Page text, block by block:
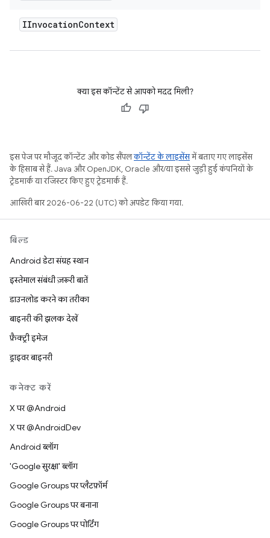
IInvocationContext
क्या इस कॉन्टेंट से आपको मदद मिली?
इस पेज पर मौजूद कॉन्टेंट और कोड सैंपलकॉन्टेंट के लाइसेंसमें बताए गए लाइसेंस
के हिसाब से हैं. Java और OpenJDK, Oracle और/या इससे जुड़ी हुई कंपनियों के
ट्रेडमार्क या रजिस्टर किए हुए ट्रेडमार्क हैं.
आखिरी बार 2026-06-22 (UTC) को अपडेट किया गया.
बिल्ड
Android डेटा संग्रह स्थान
इस्तेमाल संबंधी ज़रूरी बातें
डाउनलोड करने का तरीका
बाइनरी की झलक देखें
फ़ैक्ट्री इमेज
ड्राइवर बाइनरी
कनेक्ट करें
X पर @Android
X पर @AndroidDev
Android ब्लॉग
'Google सुरक्षा' ब्लॉग
Google Groups पर प्लैटफ़ॉर्म
Google Groups पर बनाना
Google Groups पर पोर्टिंग